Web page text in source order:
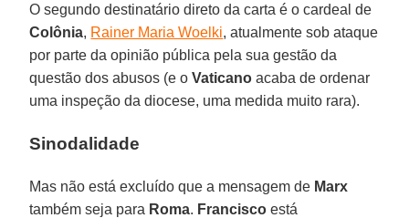
O segundo destinatário direto da carta é o cardeal de
Colônia, Rainer Maria Woelki, atualmente sob ataque
por parte da opinião pública pela sua gestão da
questão dos abusos (e oVaticano acaba de ordenar
uma inspeção da diocese, uma medida muito rara).
Sinodalidade
Mas não está excluído que a mensagem de Marx
também seja para Roma. Francisco está